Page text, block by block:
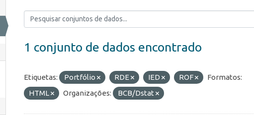
1 conjunto de dados encontrado
Etiquetas: Portfólio RDE IED ROF
Formatos:
HTML
Organizações: BCB/Dstat